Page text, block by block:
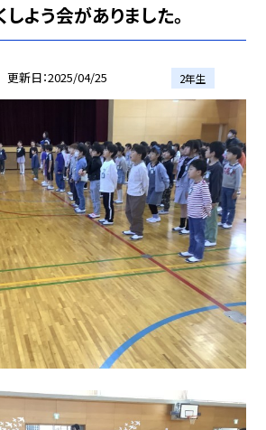
よう会がありました。
更新日 2025/04/25 2年生